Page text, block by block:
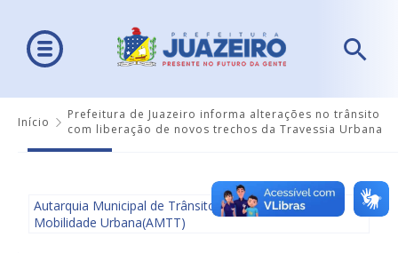
Início
Prefeitura de Juazeiro informa alterações no trânsito
com liberação de novos trechos da Travessia Urbana
Autarquia Municipal de Trânsito e Transporte e
Mobilidade Urbana(AMTT)